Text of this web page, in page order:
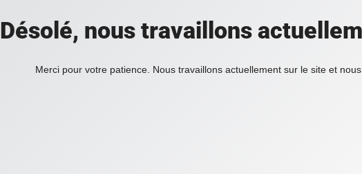
Désolé, nous travaillons
Merci pour votre patience. Nous travaillons actuellement sur le site et